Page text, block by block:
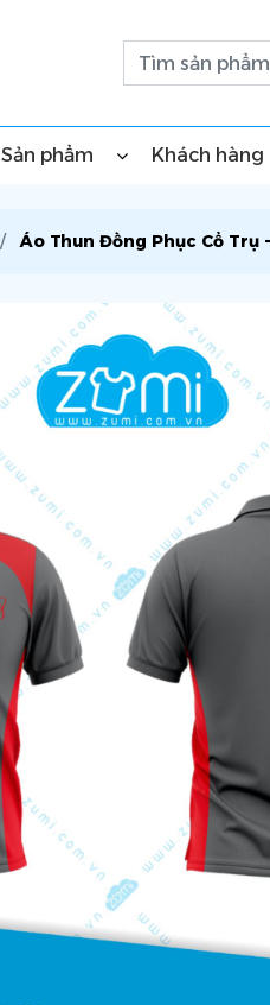
Sản phẩm Khách hàng
Áo Thun Đồng Phục Cổ Trụ -